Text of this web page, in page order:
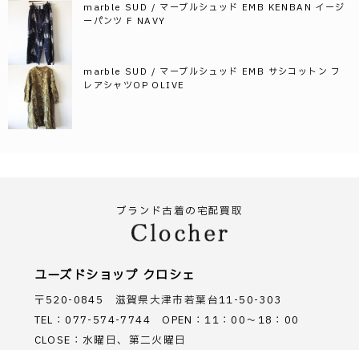
marble SUD / マーブルシュッド EMB KENBAN イージ
ーパンツ F NAVY
marble SUD / マーブルシュッド EMB サシコットン フ
レアシャツOP OLIVE
ブランド古着の宅配買取
ユーズドショップ クロシェ
〒520-0845 滋賀県大津市若葉台11-50-303
TEL：077-574-7744 OPEN：11：00～18：00
CLOSE：水曜日、第二火曜日